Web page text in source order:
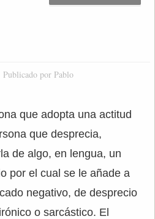
Publicado por Pablo
que adopta una actitud
que desprecia,
de algo, en lengua, un
por el cual se le añade a
negativo, de desprecio
o sarcástico. El